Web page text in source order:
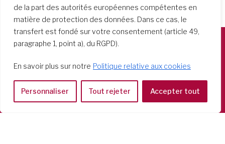
de la part des autorités européennes compétentes en
matière de protection des données. Dans ce cas, le
transfert est fondé sur votre consentement (article 49,
paragraphe 1, point a), du RGPD).
En savoir plus sur notre Politique relative aux cookies
Personnaliser Tout rejeter Accepter tout
Casa Generalizia
Via Tarquinio Vipera, 16 - 00152 Roma
Tel: 06 58 23 03 32 or 06 58 20 31 17